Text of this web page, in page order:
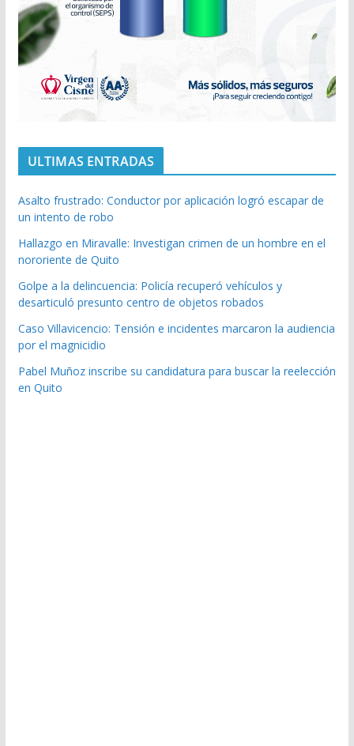
ULTIMAS ENTRADAS
Asalto frustrado: Conductor por aplicación logró escapar de
un intento de robo
Hallazgo en Miravalle: Investigan crimen de un hombre en el
nororiente de Quito
Golpe a la delincuencia: Policía recuperó vehículos y
desarticuló presunto centro de objetos robados
Caso Villavicencio: Tensión e incidentes marcaron la audiencia
por el magnicidio
Pabel Muñoz inscribe su candidatura para buscar la reelección
en Quito